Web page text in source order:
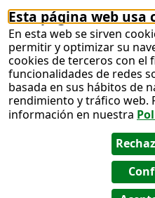
Esta página web usa
En esta web se sirven
permitir y optimizar su
cookies de terceros con el
funcionalidades de redes
basada en sus hábitos de
rendimiento y tráfico web.
información en nuestra